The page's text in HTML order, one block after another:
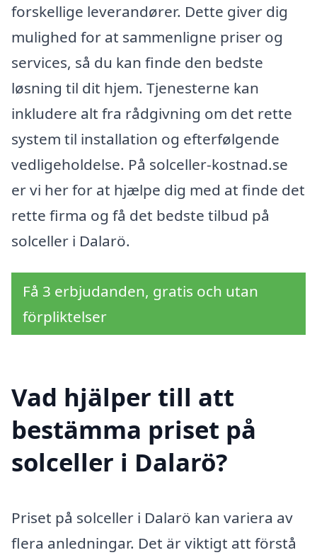
forskellige leverandører. Dette giver dig
mulighed for at sammenligne priser og
services, så du kan finde den bedste
løsning til dit hjem. Tjenesterne kan
inkludere alt fra rådgivning om det rette
system til installation og efterfølgende
vedligeholdelse. På solceller-kostnad.se
er vi her for at hjælpe dig med at finde det
rette firma og få det bedste tilbud på
solceller i Dalarö.
Få 3 erbjudanden, gratis och utan
förpliktelser
Vad hjälper till att
bestämma priset på
solceller i Dalarö?
Priset på solceller i Dalarö kan variera av
flera anledningar. Det är viktigt att förstå